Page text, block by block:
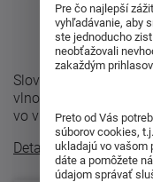
Slovenská matrac
vlnovým jadrom,
vo vlnách. Vďaka
Detailný popis
Pre čo najlepší
vyhľadávanie, aby
ste jednoducho
neobťažovali
zakaždým
Preto od Vás
súborov cookies,
ukladajú vo vašom
dáte a pomôžete
údajom správať